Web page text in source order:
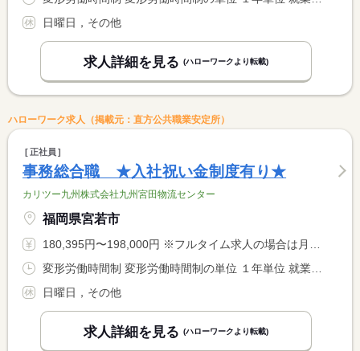
日曜日，その他
求人詳細を見る (ハローワークより転載)
ハローワーク求人（掲載元：直方公共職業安定所）
正社員
事務総合職 ★入社祝い金制度有り★
カリツー九州株式会社九州宮田物流センター
福岡県宮若市
180,395円〜198,000円 ※フルタイム求人の場合は月額（換算額）、パート求人の場合は時間額を表示しています。
日曜日，その他
求人詳細を見る (ハローワークより転載)